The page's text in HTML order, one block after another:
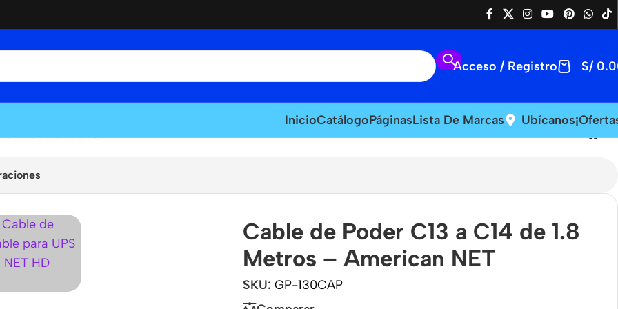
Acceso / Registro S/
InicioCatálogoPáginasLista De Marcas Ubícanos
de 1.8 Metros – American NET
Cable de Poder C13 a C14 de 1.8
Metros – American NET
SKU:GP-130CAP